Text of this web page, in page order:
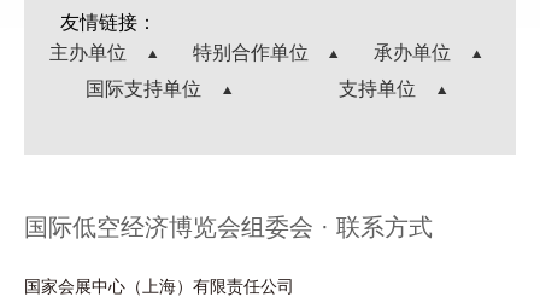
友情链接：
主办单位
特别合作单位
承办单位
国际支持单位
支持单位
国际低空经济博览会组委会 · 联系方式
国家会展中心（上海）有限责任公司